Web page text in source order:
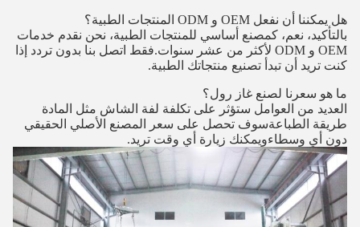
هل يمكننا أن نفعل OEM و ODM المنتجات الطبية؟
بالتأكيد، نعم، كمصنع أساسي للمنتجات الطبية، نحن نقدم خدمات
OEM و ODM لأكثر من عشر سنوات.فقط اتصل بنا بدون تردد إذا
كنت تريد أن تبدأ تصنيع منتجاتك الطبية.
ما هو سعرنا لصنع غاز رول؟
العديد من العوامل ستؤثر على تكلفة لفة الشاش مثل المادة
طريقة الطباعةسوف تحصل على سعر المصنع الأصلي الحقيقي
دون أي وسطاءويمكنك زيارة أي وقت تريد.